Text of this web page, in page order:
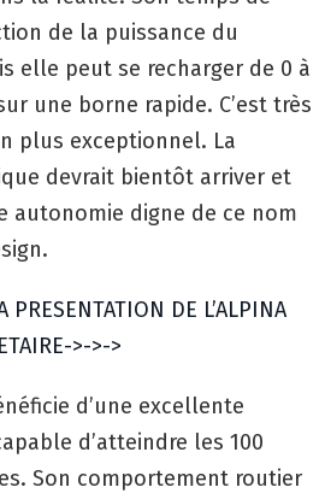
de la puissance du
elle peut se recharger de 0 à
une borne rapide. C’est très
plus exceptionnel. La
devrait bientôt arriver et
autonomie digne de ce nom
PRESENTATION DE L’ALPINA
>->->
d’une excellente
d’atteindre les 100
Son comportement routier